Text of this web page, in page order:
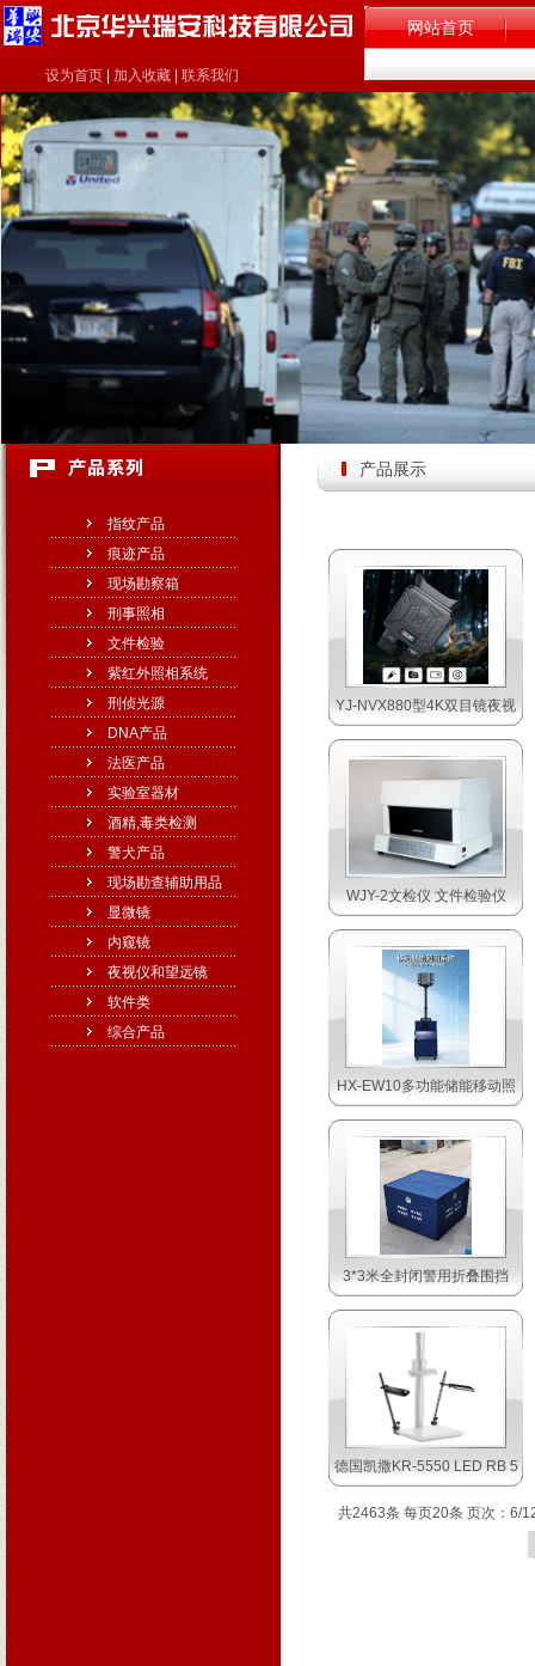
设为首页 加入收藏 联系我们
网站首页
指纹产品
痕迹产品
现场勘察箱
刑事照相
文件检验
紫红外照相系统
刑侦光源
DNA产品
法医产品
实验室器材
酒精,毒类检测
警犬产品
现场勘查辅助用品
显微镜
内窥镜
夜视仪和望远镜
软件类
综合产品
产品展示
YJ-NVX880型4K双目镜夜视
WJY-2文检仪 文件检验仪
HX-EW10多功能储能移动照
3*3米全封闭警用折叠围挡
德国凯撒KR-5550 LED RB 5
共2463条 每页20条 页次：6/